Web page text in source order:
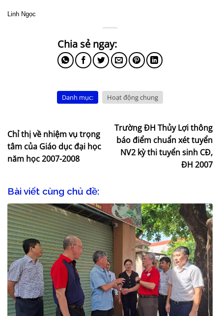
Linh Ngọc
Danh mục: Hoạt động chung
Chỉ thị về nhiệm vụ trọng
tâm của Giáo dục đại học
năm học 2007-2008
Trường ĐH Thủy Lợi thông
báo điểm chuẩn xét tuyển
NV2 kỳ thi tuyển sinh CĐ,
ĐH 2007
Bài viết cùng chủ đề: